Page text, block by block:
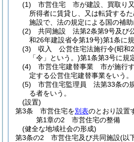
(1)
市営住宅 市が建設、買取り
所得者に賃貸し、又は転貸する
施設で、法の規定による国の補助
(2)
共同施設 法第2条第9号及び
和26年建設省令第19号)第1条に
(3)
収入 公営住宅法施行令(昭和
「令」という。)第1条第3号に規
(4)
市営住宅建替事業 市が施行
定する公営住宅建替事業をいう。
(5)
市営住宅監理員 法第33条の
る者をいう。
(設置)
第3条
市営住宅を別表のとおり設置
第1章の2
市営住宅の整備
(健全な地域社会の形成)
第3条の2
市営住宅及び共同施設(以